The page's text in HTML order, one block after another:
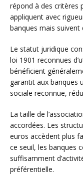
répond à des critères
appliquent avec
banques mais
Le statut juridique
loi 1901 reconnues
bénéficient
garantit aux banques
sociale reconnue,
La taille de
accordées. Les
euros accèdent plus
ce seuil, les banques
suffisamment
préférentielle.